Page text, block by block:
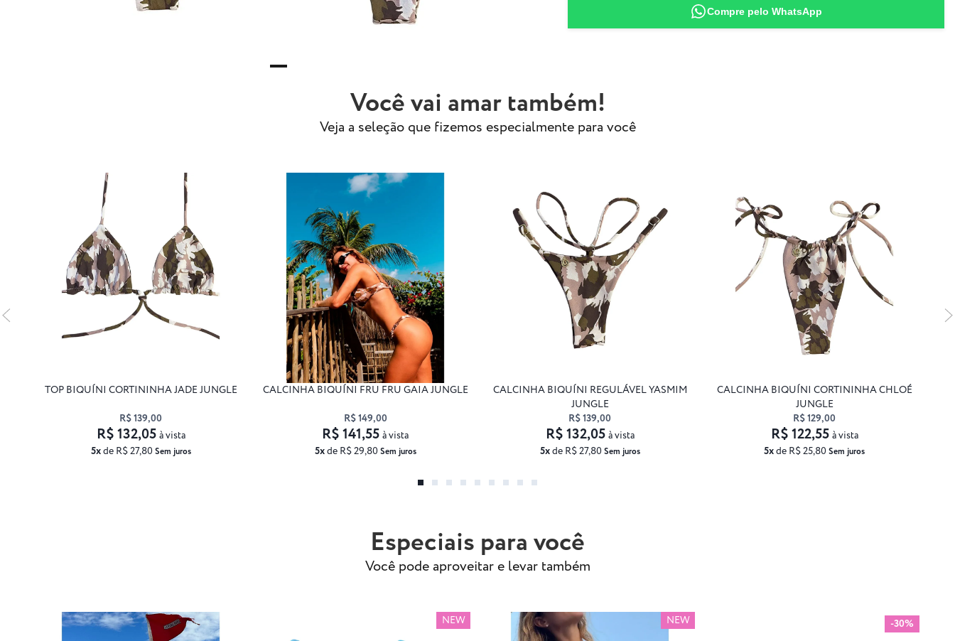
Compre pelo WhatsApp
Você vai amar também!
Veja a seleção que fizemos especialmente para você
TOP BIQUÍNI CORTININHA JADE JUNGLE
R$ 139,00
5xde R$ 27,80 Sem juros
R$ 132,05 à vista
CALCINHA BIQUÍNI FRU FRU GAIA JUNGLE
R$ 149,00
5xde R$ 29,80 Sem juros
R$ 141,55 à vista
CALCINHA BIQUÍNI REGULÁVEL YASMIM
JUNGLE
R$ 139,00
5xde R$ 27,80 Sem juros
R$ 132,05 à vista
CALCINHA BIQUÍNI CORTININHA CHLOÉ
JUNGLE
R$ 129,00
5xde R$ 25,80 Sem juros
R$ 122,55 à vista
Especiais para você
Você pode aproveitar e levar também
NEW NEW -30%